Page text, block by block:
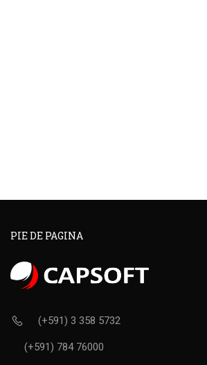
PIE DE PAGINA
(+591) 3 358 5732
(+591) 784 76000